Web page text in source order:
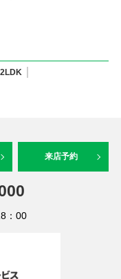
来店予約
：00